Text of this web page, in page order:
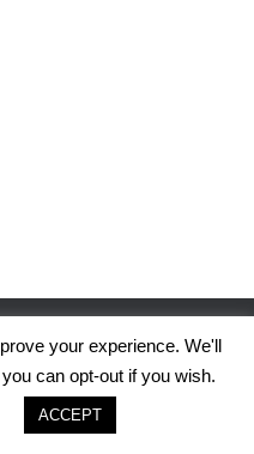
byThemeIsle
your experience. We'll
can opt-out if you wish.
ACCEPT